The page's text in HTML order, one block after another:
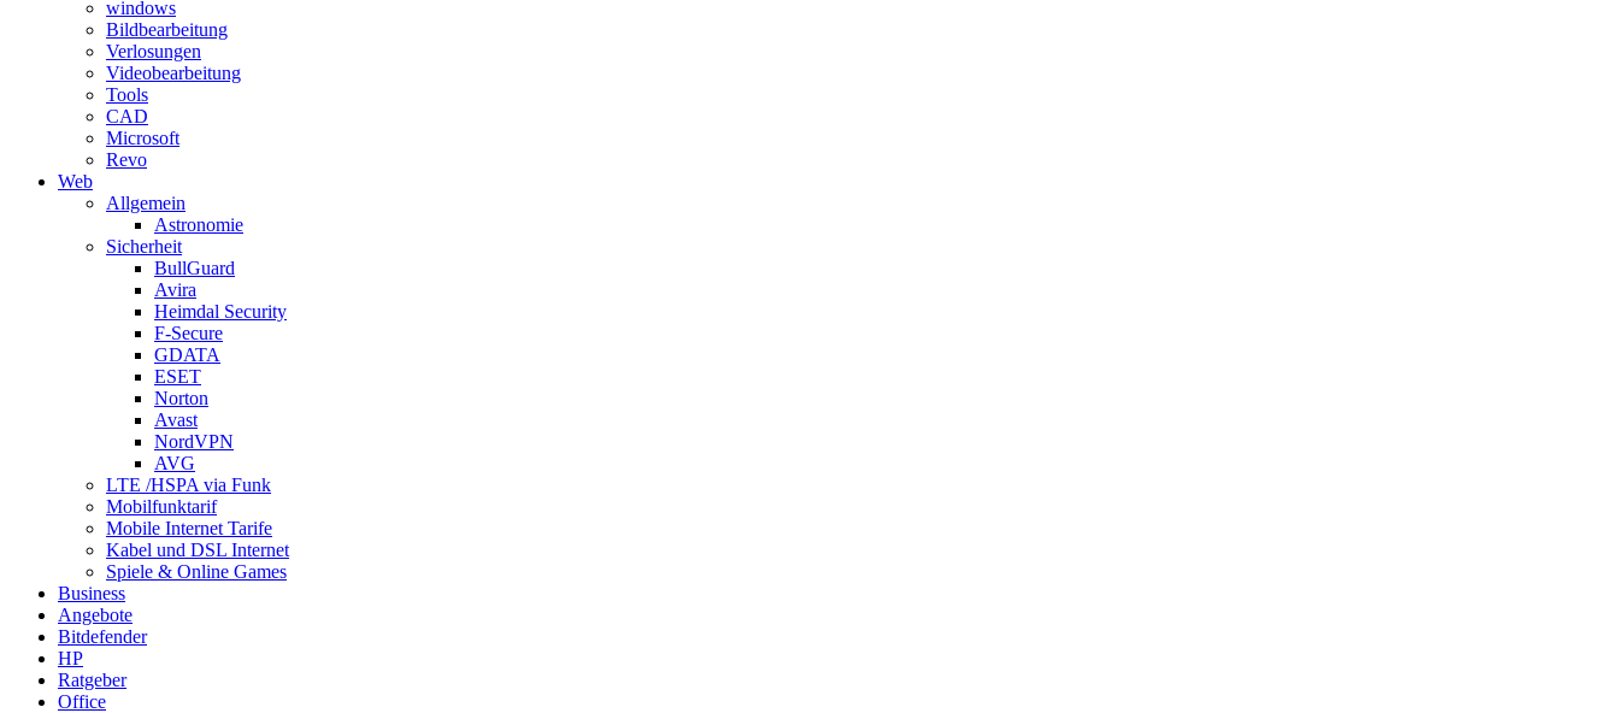
windows
Bildbearbeitung
Verlosungen
Videobearbeitung
Tools
CAD
Microsoft
Revo
Web
Allgemein
Astronomie
Sicherheit
BullGuard
Avira
Heimdal Security
F-Secure
GDATA
ESET
Norton
Avast
NordVPN
AVG
LTE /HSPA via Funk
Mobilfunktarif
Mobile Internet Tarife
Kabel und DSL Internet
Spiele & Online Games
Business
Angebote
Bitdefender
HP
Ratgeber
Office